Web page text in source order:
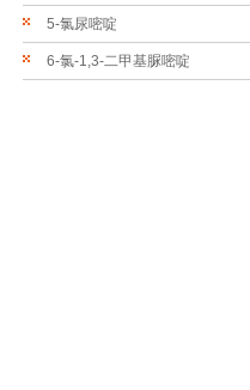
5-氯尿嘧啶
6-氯-1,3-二甲基脲嘧啶